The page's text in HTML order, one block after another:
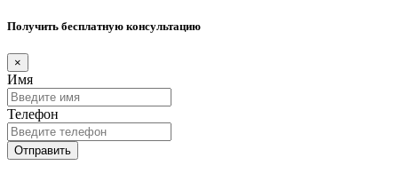
Получить бесплатную консультацию
×
Имя
Телефон
Отправить